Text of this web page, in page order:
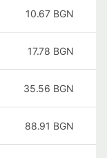
10.67 BGN
17.78 BGN
35.56 BGN
88.91 BGN